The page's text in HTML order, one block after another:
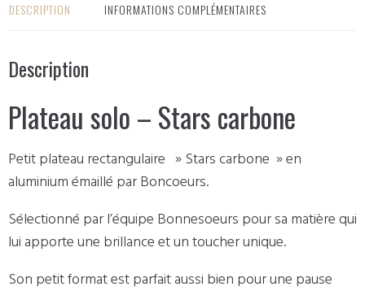
DESCRIPTION INFORMATIONS COMPLÉMENTAIRES
Description
Plateau solo – Stars carbone
Petit plateau rectangulaire » Stars carbone » en
aluminium émaillé par Boncoeurs.
Sélectionné par l’équipe Bonnesoeurs pour sa matière qui
lui apporte une brillance et un toucher unique.
Son petit format est parfait aussi bien pour une pause